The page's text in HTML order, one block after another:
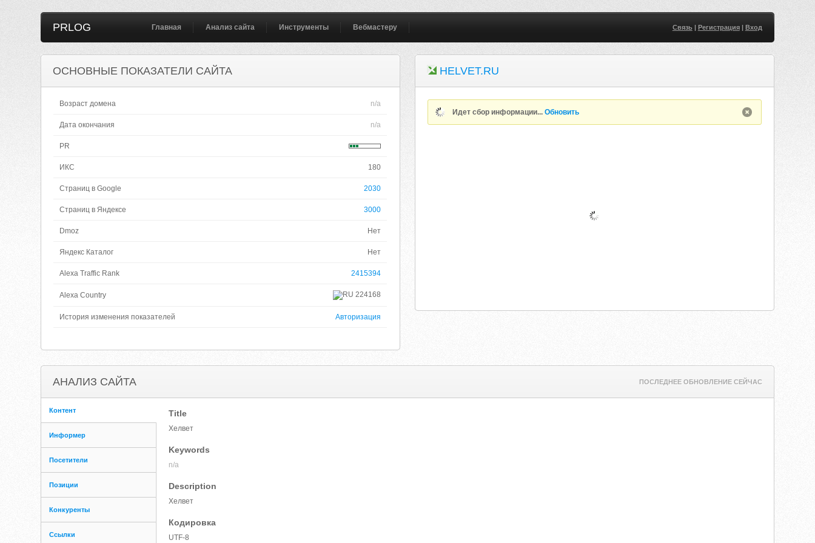
PRLOG Главная Анализ сайта Инструменты Вебмастеру Связь| Регистрация| Вход
ОСНОВНЫЕ ПОКАЗАТЕЛИ САЙТА
Возраст домена n/a
Дата окончания n/a
PR
ИКС 180
Страниц в Google 2030
Страниц в Яндексе 3000
Dmoz Нет
Яндекс Каталог Нет
Alexa Traffic Rank 2415394
Alexa Country 224168
История изменения показателей Авторизация
HELVET.RU
Идет сбор информации...Обновить
АНАЛИЗ САЙТА ПОСЛЕДНЕЕ ОБНОВЛЕНИЕ СЕЙЧАС
Контент
Информер
Посетители
Позиции
Конкуренты
Ссылки
Title
Хелвет
Keywords
n/a
Description
Хелвет
Кодировка
UTF-8